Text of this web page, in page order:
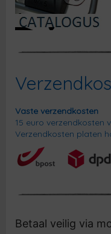
Vaste verzendkosten
15 euro verzendkosten
Verzendkosten platen
Betaal veilig via